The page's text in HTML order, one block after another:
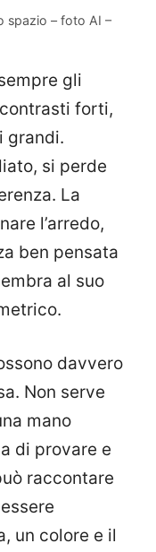
spazio – foto AI –
gli
forti,
grandi.
si perde
La
l’arredo,
ben pensata
al suo
davvero
Non serve
mano
di provare e
raccontare
un colore e il